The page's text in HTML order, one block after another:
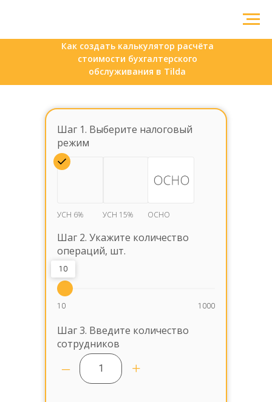
Как создать калькулятор расчёта
стоимости бухгалтерского
обслуживания в Tilda
Шаг 1. Выберите налоговый
режим
УСН 6% УСН 15% ОСНО
Шаг 2. Укажите количество
операций, шт.
10
10 1000
Шаг 3. Введите количество
сотрудников
– +